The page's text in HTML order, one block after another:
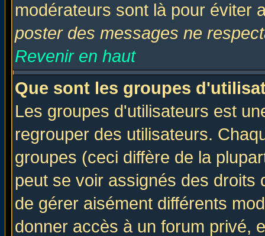
modérateurs sont là pour éviter
poster des messages ne
Revenir en haut
Que sont les groupes
Les groupes d'utilisateurs est
regrouper des utilisateurs.
groupes (ceci diffère de la
peut se voir assignés des
de gérer aisément différents
donner accès à un forum privé,